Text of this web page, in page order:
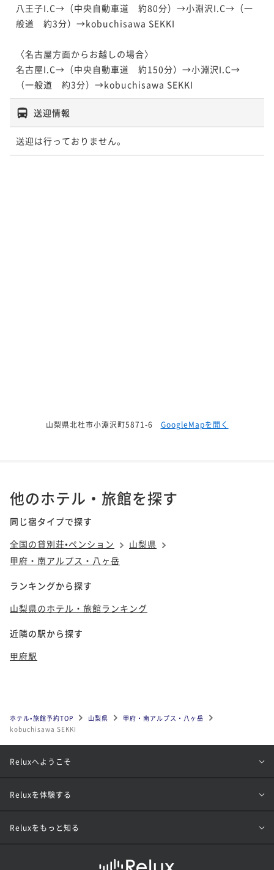
八王子I.C→（中央自動車道　約80分）→小淵沢I.C→（一
般道　約3分）→kobuchisawa SEKKI
〈名古屋方面からお越しの場合〉
名古屋I.C→（中央自動車道　約150分）→小淵沢I.C→
送迎情報
送迎は行っておりません。
山梨県北杜市小淵沢町5871-6 GoogleMapを開く
他のホテル・旅館を探す
同じ宿タイプで探す
全国の貸別荘•ペンション
山梨県
甲府・南アルプス・八ヶ岳
ランキングから探す
山梨県のホテル・旅館ランキング
近隣の駅から探す
甲府駅
ホテル•旅館予約TOP 山梨県
甲府・南アルプス・八ヶ岳
kobuchisawa SEKKI
Reluxへようこそ
Reluxを体験する
Reluxをもっと知る